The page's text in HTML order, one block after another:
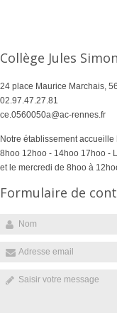
Collège Jules Simon
24 place Maurice Marchais,
02.97.47.27.81
ce.0560050a@ac-rennes.fr
Notre établissement
8hoo 12hoo - 14hoo 17hoo -
et le mercredi de 8hoo à
Formulaire de